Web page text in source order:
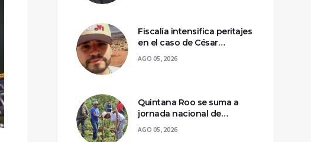
Fiscalía intensifica peritajes
en el caso de César
Gastélum; mantienen
asegurada la escena del
AGO 05, 2026
Quintana Roo se suma a
jornada nacional de
reforestación para
recuperar ecosistemas del
AGO 05, 2026